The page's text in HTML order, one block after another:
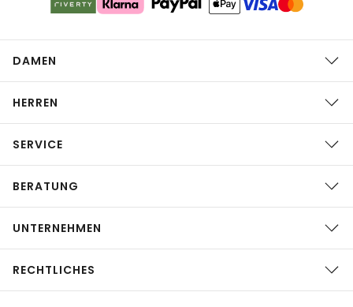
DAMEN
HERREN
SERVICE
BERATUNG
UNTERNEHMEN
RECHTLICHES